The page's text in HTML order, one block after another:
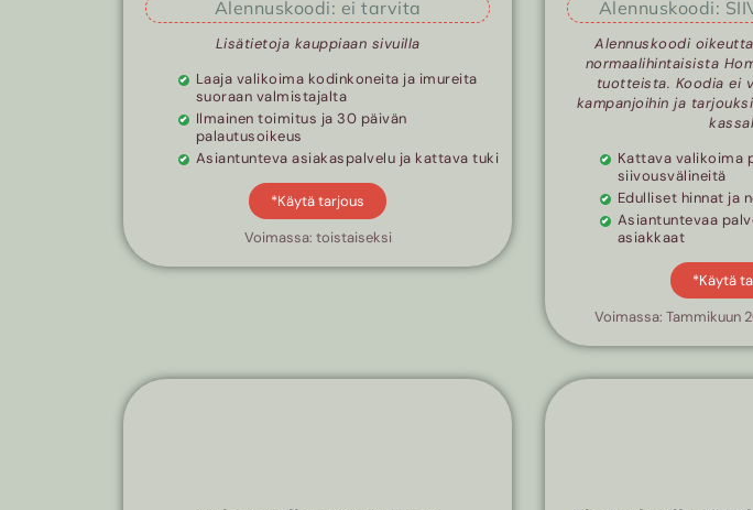
Alennuskoodi: ei tarvita
Lisätietoja kauppiaan sivuilla
Laaja valikoima kodinkoneita ja imureita
suoraan valmistajalta
Ilmainen toimitus ja 30 päivän
palautusoikeus
Asiantunteva asiakaspalvelu ja kattava tuki
*Käytä tarjous
Voimassa: toistaiseksi
Alennuskoodi:
Alennuskoodi
normaalihintaisista
tuotteista. Koodia ei
kampanjoihin ja
Kattava valikoima
siivousvälineitä
Edulliset hinnat ja
Asiantuntevaa
asiakkaat
*Käytä
Voimassa: Tammikuun